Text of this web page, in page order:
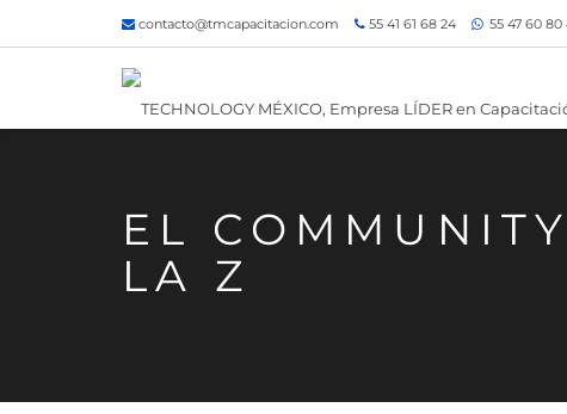
contacto@tmcapacitacion.com 55 41 61 68 24 55 47 60 80
EL
LA Z